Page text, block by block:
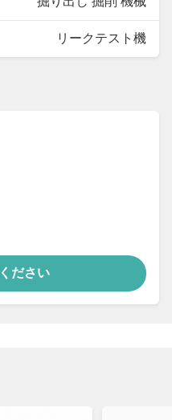
リークテスト機
ださい